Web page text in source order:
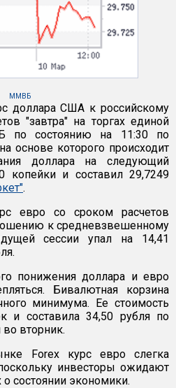
ММВБ
доллара США к российскому
"завтра" на торгах единой
по состоянию на 11:30 по
основе которого происходит
доллара на следующий
копейки и составил 29,7249
.
евро со сроком расчетов
к средневзвешенному
сессии упал на 14,41
понижения доллара и евро
Бивалютная корзина
минимума. Ее стоимость
и составила 34,50 рубля по
вторник.
Forex курс евро слегка
инвесторы ожидают
состоянии экономики.